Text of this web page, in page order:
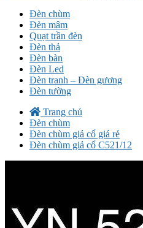
Đèn chùm
Đèn mâm
Quạt trần đèn
Đèn thả
Đèn bàn
Đèn Led
Đèn tranh – Đèn gương
Đèn tường
Trang chủ
Đèn chùm
Đèn chùm giả cổ giá rẻ
Đèn chùm giả cổ C521/12